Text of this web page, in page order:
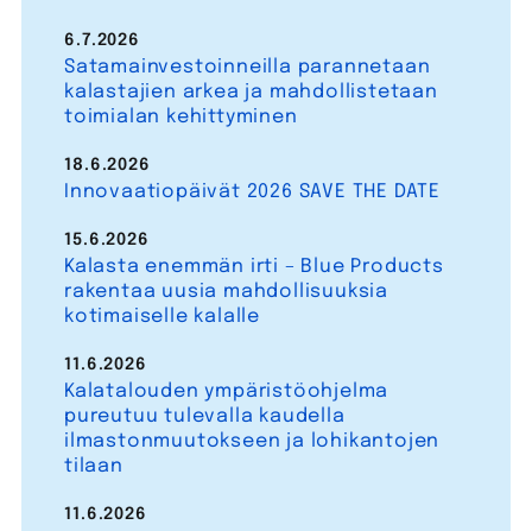
Satamainvestoinneilla parannetaan
kalastajien arkea ja mahdollistetaan
toimialan kehittyminen
6.7.2026
Innovaatiopäivät 2026 SAVE THE DATE
18.6.2026
Kalasta enemmän irti – Blue Products
rakentaa uusia mahdollisuuksia
kotimaiselle kalalle
15.6.2026
Kalatalouden ympäristöohjelma
pureutuu tulevalla kaudella
ilmastonmuutokseen ja lohikantojen
tilaan
11.6.2026
11.6.2026